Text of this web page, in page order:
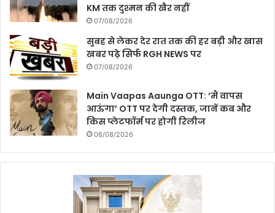
KM तक दुश्मन की खैर नहीं
07/08/2026
सुबह से लेकर देर रात तक की हर बड़ी और खास
खबर पढ़े सिर्फ RGH NEWS पर
07/08/2026
Main Vaapas Aaunga OTT: ‘मैं वापस
आऊंगा’ OTT पर देगी दस्तक, जानें कब और
किस प्लेटफॉर्म पर होगी रिलीज
06/08/2026